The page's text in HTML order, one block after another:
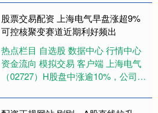
公司及“王某”。开庭公告显示....
股票交易配资 上海电气早盘涨超9%
可控核聚变赛道近期利好频出
热点栏目 自选股 数据中心 行情中心
资金流向 模拟交易 客户端 上海电气
（02727）H股盘中涨逾10%，公司A
股票交易配....